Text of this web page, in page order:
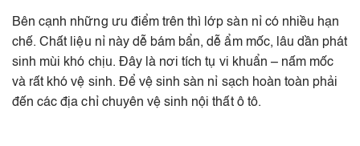
Bên cạnh những ưu điểm trên thì lớp sàn nỉ có nhiều hạn
chế. Chất liệu nỉ này dễ bám bẩn, dễ ẩm mốc, lâu dần phát
sinh mùi khó chịu. Đây là nơi tích tụ vi khuẩn – nấm mốc
và rất khó vệ sinh. Để vệ sinh sàn nỉ sạch hoàn toàn phải
đến các địa chỉ chuyên vệ sinh nội thất ô tô.